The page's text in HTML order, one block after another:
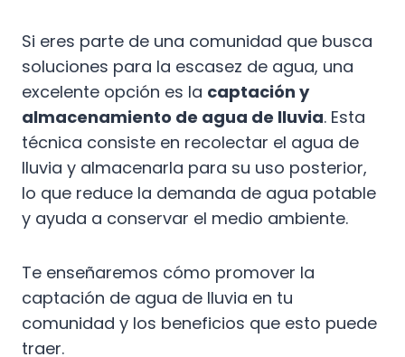
Si eres parte de una comunidad que busca
soluciones para la escasez de agua, una
excelente opción es la captación y
almacenamiento de agua de lluvia. Esta
técnica consiste en recolectar el agua de
lluvia y almacenarla para su uso posterior,
lo que reduce la demanda de agua potable
y ayuda a conservar el medio ambiente.
Te enseñaremos cómo promover la
captación de agua de lluvia en tu
comunidad y los beneficios que esto puede
traer.